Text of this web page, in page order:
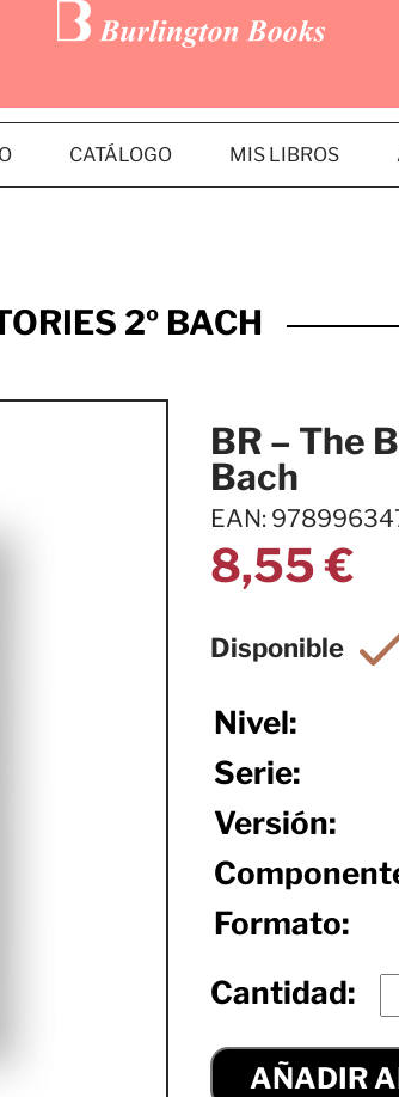
CATÁLOGO MIS LIBROS
2º BACH
BR – The
Bach
EAN:
8,55€
Nivel:
Serie:
Versión:
Formato:
AÑADIR